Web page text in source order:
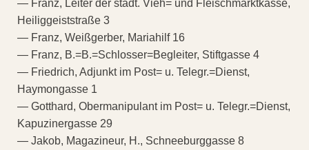
— Franz, Leiter der städt. Vieh= und Fleischmarktkasse,
Heiliggeiststraße 3
— Franz, Weißgerber, Mariahilf 16
— Franz, B.=B.=Schlosser=Begleiter, Stiftgasse 4
— Friedrich, Adjunkt im Post= u. Telegr.=Dienst,
Haymongasse 1
— Gotthard, Obermanipulant im Post= u. Telegr.=Dienst,
Kapuzinergasse 29
— Jakob, Magazineur, H., Schneeburggasse 8